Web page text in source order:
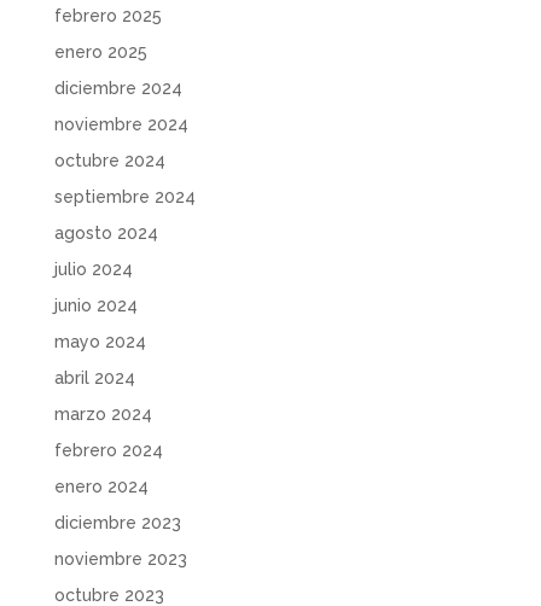
febrero 2025
enero 2025
diciembre 2024
noviembre 2024
octubre 2024
septiembre 2024
agosto 2024
julio 2024
junio 2024
mayo 2024
abril 2024
marzo 2024
febrero 2024
enero 2024
diciembre 2023
noviembre 2023
octubre 2023